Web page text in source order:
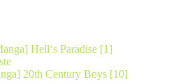
Hell‘s Paradise [1]
20th Century Boys [10]